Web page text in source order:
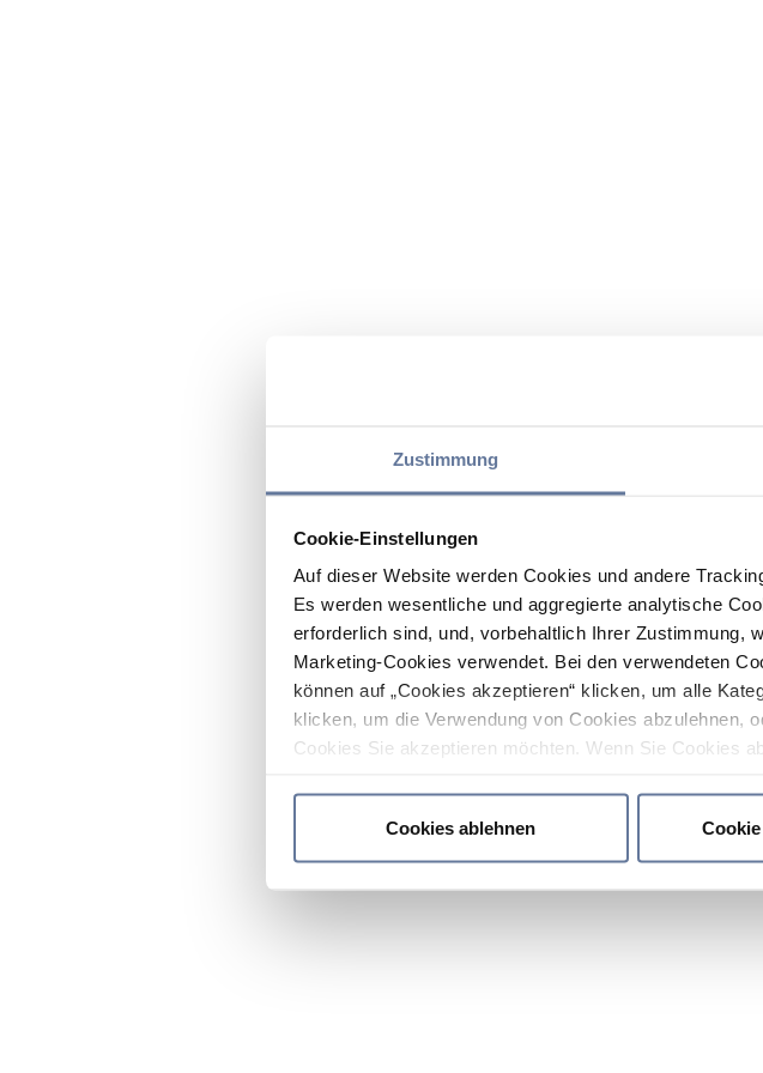
Zustimmung
Cookie-Einstellungen
Auf dieser Website werden Cookies und andere
Es werden wesentliche und aggregierte analytische
erforderlich sind, und, vorbehaltlich Ihrer Zustimmung,
Marketing-Cookies verwendet. Bei den verwendeten
können auf „Cookies akzeptieren“ klicken, um alle
klicken, um die Verwendung von Cookies abzulehnen,
Cookies Sie akzeptieren möchten. Wenn Sie Cookies
Cookies ablehnen